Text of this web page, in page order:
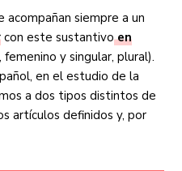
acompañan siempre a un
con este sustantivoen
femenino y singular, plural).
en el estudio de la
a dos tipos distintos de
artículos definidos y, por